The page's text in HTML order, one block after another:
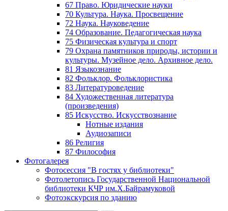
67 Право. Юридические науки
70 Культура. Наука. Просвещение
72 Наука. Науковедение
74 Образование. Педагогическая наука
75 Физическая культура и спорт
79 Охрана памятников природы, истории и
культуры. Музейное дело. Архивное дело.
81 Языкознание
82 Фольклор. Фольклористика
83 Литературоведение
84 Художественная литература
(произведения)
85 Искусство. Искусствознание
Нотные издания
Аудиозаписи
86 Религия
87 Философия
Фотогалерея
Фотосессия "В гостях у библиотеки"
Фотолетопись Государственной Национальной
библиотеки КЧР им.Х.Байрамуковой
Фотоэкскурсия по зданию